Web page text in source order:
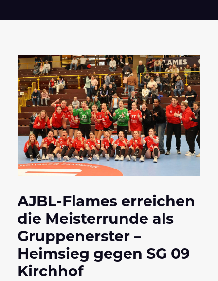
AJBL-Flames erreichen
die Meisterrunde als
Gruppenerster –
Heimsieg gegen SG 09
Kirchhof